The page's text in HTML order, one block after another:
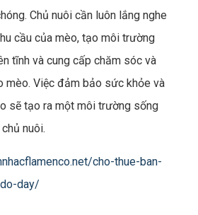
Chủ nuôi cần luôn lắng nghe
cầu của mèo, tạo môi trường
tĩnh và cung cấp chăm sóc và
mèo. Việc đảm bảo sức khỏe và
sẽ tạo ra một môi trường sống
nuôi.
cho-thue-ban-
day/